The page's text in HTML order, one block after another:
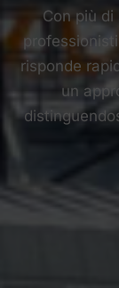
Con più
risponde
un